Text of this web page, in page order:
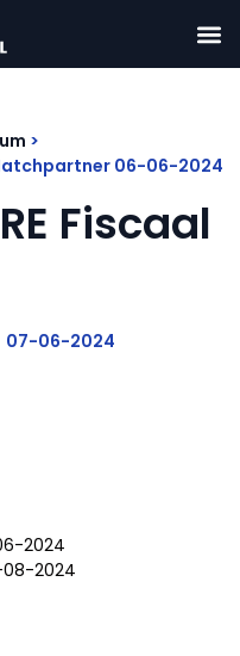
06-06-2024
Fiscaal
07-06-2024
2024
2024